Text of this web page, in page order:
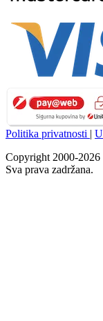
Politika privatnosti |
Copyright 2000-2026
Sva prava zadržana.